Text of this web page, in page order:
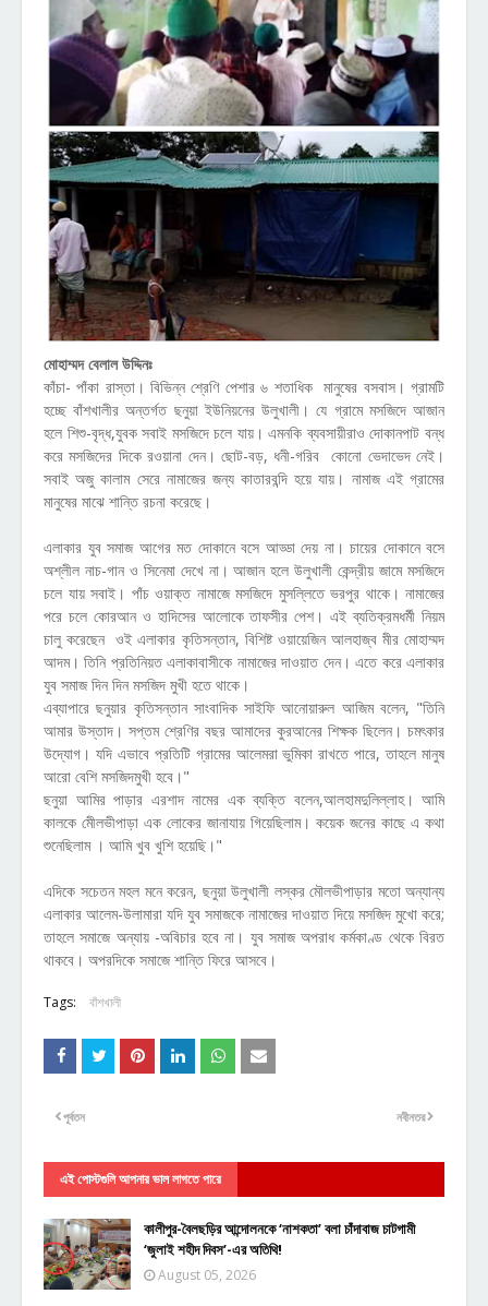
মোহাম্মদ বেলাল উদ্দিনঃ
কাঁচা- পাঁকা রাস্তা। বিভিন্ন শ্রেণি পেশার ৬ শতাধিক মানুষের বসবাস। গ্রামটি
হচ্ছে বাঁশখালীর অন্তর্গত ছনুয়া ইউনিয়নের উলুখালী। যে গ্রামে মসজিদে আজান
হলে শিশু-বৃদ্ধ,যুবক সবাই মসজিদে চলে যায়। এমনকি ব্যবসায়ীরাও দোকানপাট বন্ধ
করে মসজিদের দিকে রওয়ানা দেন। ছোট-বড়, ধনী-গরিব কোনো ভেদাভেদ নেই।
সবাই অজু কালাম সেরে নামাজের জন্য কাতারবন্দি হয়ে যায়। নামাজ এই গ্রামের
মানুষের মাঝে শান্তি রচনা করেছে।
এলাকার যুব সমাজ আগের মত দোকানে বসে আড্ডা দেয় না। চায়ের দোকানে বসে
অশ্লীল নাচ-গান ও সিনেমা দেখে না। আজান হলে উলুখালী কেন্দ্রীয় জামে মসজিদে
চলে যায় সবাই। পাঁচ ওয়াক্ত নামাজে মসজিদে মুসল্লিতে ভরপুর থাকে। নামাজের
পরে চলে কোরআন ও হাদিসের আলোকে তাফসীর পেশ। এই ব্যতিক্রমধর্মী নিয়ম
চালু করেছেন ওই এলাকার কৃতিসন্তান, বিশিষ্ট ওয়ায়েজিন আলহাজ্ব মীর মোহাম্মদ
আদম। তিনি প্রতিনিয়ত এলাকাবাসীকে নামাজের দাওয়াত দেন। এতে করে এলাকার
যুব সমাজ দিন দিন মসজিদ মুখী হতে থাকে।
এব্যাপারে ছনুয়ার কৃতিসন্তান সাংবাদিক সাইফি আনোয়ারুল আজিম বলেন, "তিনি
আমার উস্তাদ। সপ্তম শ্রেণির বছর আমাদের কুরআনের শিক্ষক ছিলেন। চমৎকার
উদ্যোগ। যদি এভাবে প্রতিটি গ্রামের আলেমরা ভুমিকা রাখতে পারে, তাহলে মানুষ
আরো বেশি মসজিদমুখী হবে।"
ছনুয়া আমির পাড়ার এরশাদ নামের এক ব্যক্তি বলেন,আলহামদুলিল্লাহ। আমি
কালকে মীেলভীপাড়া এক লোকের জানাযায় গিয়েছিলাম। কয়েক জনের কাছে এ কথা
শুনেছিলাম । আমি খুব খুশি হয়েছি।"
এদিকে সচেতন মহল মনে করেন, ছনুয়া উলুখালী লস্কর মৌলভীপাড়ার মতো অন্যান্য
এলাকার আলেম-উলামারা যদি যুব সমাজকে নামাজের দাওয়াত দিয়ে মসজিদ মুখো করে;
তাহলে সমাজে অন্যায় -অবিচার হবে না। যুব সমাজ অপরাধ কর্মকাণ্ড থেকে বিরত
থাকবে। অপরদিকে সমাজে শান্তি ফিরে আসবে।
Tags: বাঁশখালী
নবীনতর
পূর্বতন
এই পোস্টগুলি আপনার ভাল লাগতে পারে
কালীপুর-বৈলছড়ির আন্দোলনকে ‘নাশকতা’ বলা চাঁদাবাজ চাটগামী
‘জুলাই শহীদ দিবস’-এর অতিথি!
August 05, 2026